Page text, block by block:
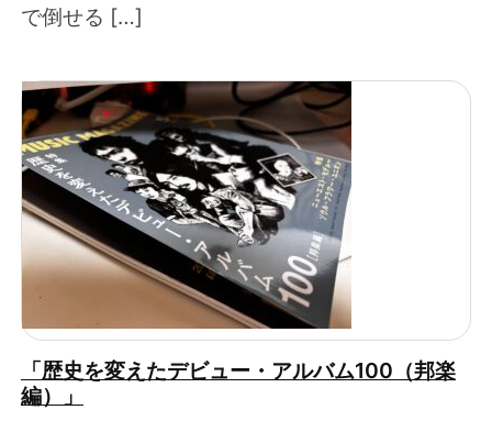
で倒せる […]
「歴史を変えたデビュー・アルバム100（邦楽
編）」